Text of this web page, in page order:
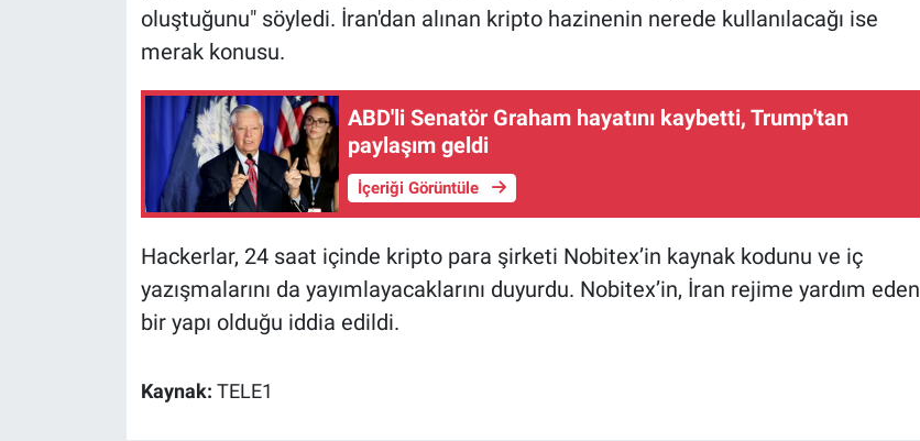
oluştuğunu" söyledi. İran'dan alınan kripto hazinenin nerede kullanılacağı ise
merak konusu.
ABD'li Senatör Graham hayatını kaybetti, Trump'tan
paylaşım geldi
İçeriği Görüntüle
Hackerlar, 24 saat içinde kripto para şirketi Nobitex’in kaynak kodunu ve iç
yazışmalarını da yayımlayacaklarını duyurdu. Nobitex’in, İran rejime yardım eden
bir yapı olduğu iddia edildi.
Kaynak: TELE1
Koronavirüs
Kültür Sanat
Programlar